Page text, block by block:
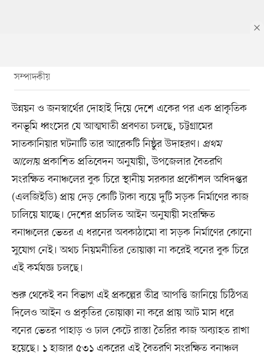
সম্পাদকীয়
উন্নয়ন ও জনস্বার্থের দোহাই দিয়ে দেশে একের পর এক প্রাকৃতিক
বনভূমি ধ্বংসের যে আত্মঘাতী প্রবণতা চলছে, চট্টগ্রামের
সাতকানিয়ার ঘটনাটি তার আরেকটি নিষ্ঠুর উদাহরণ। প্রথম
আলোয় প্রকাশিত প্রতিবেদন অনুযায়ী, উপজেলার বৈতরণি
সংরক্ষিত বনাঞ্চলের বুক চিরে স্থানীয় সরকার প্রকৌশল অধিদপ্তর
(এলজিইডি) প্রায় দেড় কোটি টাকা ব্যয়ে দুটি সড়ক নির্মাণের কাজ
চালিয়ে যাচ্ছে। দেশের প্রচলিত আইন অনুযায়ী সংরক্ষিত
বনাঞ্চলের ভেতর এ ধরনের অবকাঠামো বা সড়ক নির্মাণের কোনো
সুযোগ নেই। অথচ নিয়মনীতির তোয়াক্কা না করেই বনের বুক চিরে
এই কর্মযজ্ঞ চলছে।
শুরু থেকেই বন বিভাগ এই প্রকল্পের তীব্র আপত্তি জানিয়ে চিঠিপত্র
দিলেও আইন ও প্রকৃতির তোয়াক্কা না করে প্রায় আট মাস ধরে
বনের ভেতর পাহাড় ও ঢাল কেটে রাস্তা তৈরির কাজ অব্যাহত রাখা
হয়েছে। ১ হাজার ৫৩১ একরের এই বৈতরণি সংরক্ষিত বনাঞ্চল